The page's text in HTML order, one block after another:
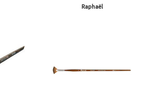
Raphaël